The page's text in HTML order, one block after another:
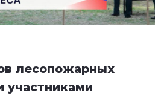
лесопожарных
участниками